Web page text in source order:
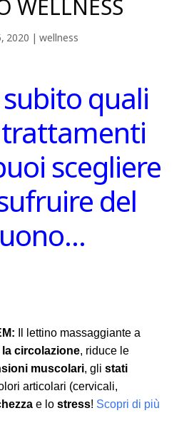
WELLNESS
2020 | wellness
quali
scegliere
del
Il lettino massaggiante a
circolazione, riduce le
muscolari, gli stati
articolari (cervicali,
e lo stress! Scopri di più